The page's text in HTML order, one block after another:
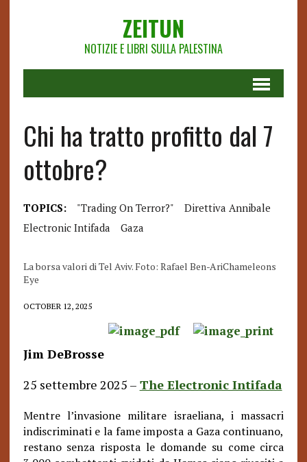
ZEITUN
NOTIZIE E LIBRI SULLA PALESTINA
Chi ha tratto profitto dal 7
ottobre?
TOPICS: "Trading On Terror?"
Direttiva Annibale
Electronic Intifada
Gaza
La borsa valori di Tel Aviv. Foto: Rafael Ben-AriChameleons
Eye
OCTOBER 12, 2025
Jim DeBrosse
25 settembre 2025 – The Electronic Intifada
Mentre l’invasione militare israeliana, i massacri
indiscriminati e la fame imposta a Gaza continuano,
restano senza risposta le domande su come circa